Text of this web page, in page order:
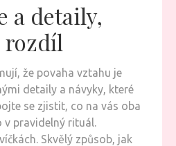
a detaily,
rozdíl
že povaha vztahu je
detaily a návyky, které
se zjistit, co na vás oba
v pravidelný rituál.
Skvělý způsob, jak